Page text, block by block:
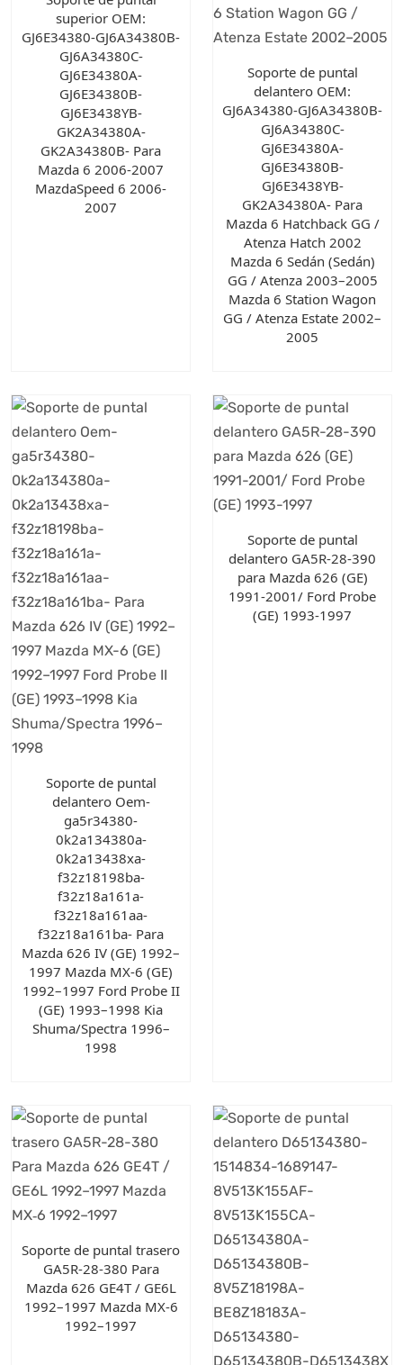
superior OEM:
GJ6E34380-GJ6A34380B-
GJ6A34380C-
GJ6E34380A-
GJ6E34380B-
GJ6E3438YB-
GK2A34380A-
GK2A34380B- Para
Mazda 6 2006-2007
MazdaSpeed 6 2006-
2007
Soporte de puntal
delantero OEM:
GJ6A34380-GJ6A34380B-
GJ6A34380C-
GJ6E34380A-
GJ6E34380B-
GJ6E3438YB-
GK2A34380A- Para
Mazda 6 Hatchback GG /
Atenza Hatch 2002
Mazda 6 Sedán (Sedán)
GG / Atenza 2003–2005
Mazda 6 Station Wagon
GG / Atenza Estate 2002–
2005
Soporte de puntal
delantero Oem-
ga5r34380-
0k2a134380a-
0k2a13438xa-
f32z18198ba-
f32z18a161a-
f32z18a161aa-
f32z18a161ba- Para
Mazda 626 IV (GE) 1992–
1997 Mazda MX-6 (GE)
1992–1997 Ford Probe II
(GE) 1993–1998 Kia
Shuma/Spectra 1996–
1998
Soporte de puntal
delantero GA5R-28-390
para Mazda 626 (GE)
1991-2001/ Ford Probe
(GE) 1993-1997
Soporte de puntal trasero
GA5R-28-380 Para
Mazda 626 GE4T / GE6L
1992–1997 Mazda MX‑6
1992–1997